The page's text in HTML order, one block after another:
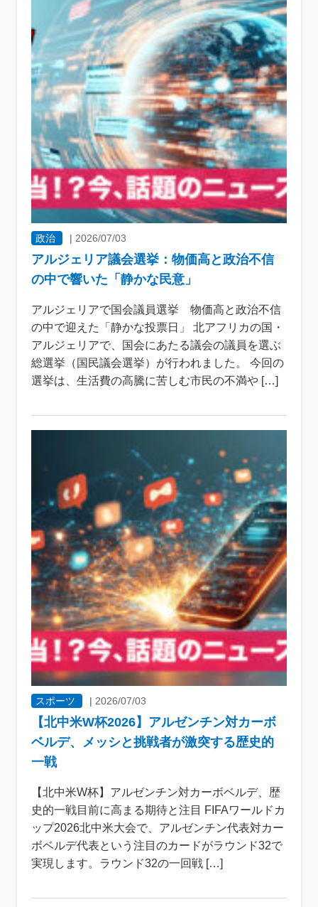
政治 |2026/07/03
アルジェリア議会選挙：物価高と政治不信
の中で響いた「静かな民意」
アルジェリアで国会議員選挙 物価高と政治不信
の中で迎えた「静かな投票日」 北アフリカの国・
アルジェリアで、国会にあたる議会の議員を選ぶ
総選挙（国民議会選挙）が行われました。 今回の
選挙は、生活費の高騰に苦しむ市民の不満や […]
スポーツ | 2026/07/03
【北中米W杯2026】アルゼンチン対カーボ
ベルデ、メッシと挑戦者が激突する歴史的
一戦
【北中米W杯】アルゼンチン対カーボベルデ、歴
史的一戦目前に高まる期待と注目 FIFAワールドカ
ップ2026北中米大会で、アルゼンチン代表対カー
ボベルデ代表という注目のカードがラウンド32で
実現します。ラウンド32の一回戦 […]